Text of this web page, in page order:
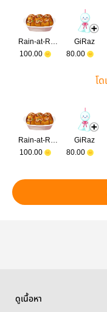
100.00
GiRaz
80.00
โ
100.00
GiRaz
80.00
ดูเนื้อหา